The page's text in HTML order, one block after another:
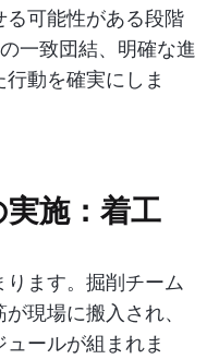
可能性がある段階
一致団結、明確な進
動を確実にしま
施：着工
ます。掘削チーム
現場に搬入され、
ールが組まれま